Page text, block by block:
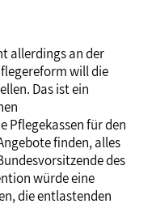
allerdings an der
will die
Das ist ein
Pflegekassen für den
finden, alles
des
würde eine
die entlastenden